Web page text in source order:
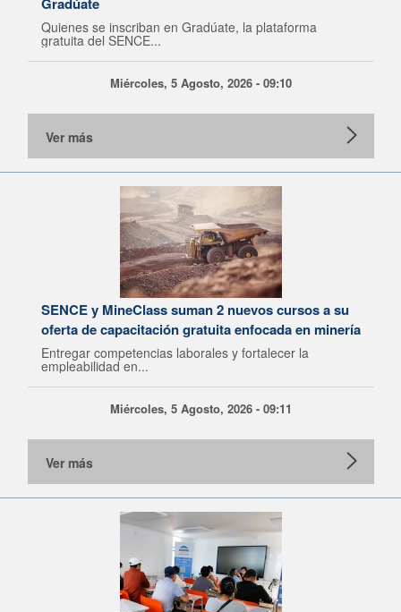
Quienes se inscriban en Gradúate, la plataforma
gratuita del SENCE...
Miércoles, 5 Agosto, 2026 - 09:10
Ver más
SENCE y MineClass suman 2 nuevos cursos a su
oferta de capacitación gratuita enfocada en minería
Entregar competencias laborales y fortalecer la
empleabilidad en...
Miércoles, 5 Agosto, 2026 - 09:11
Ver más